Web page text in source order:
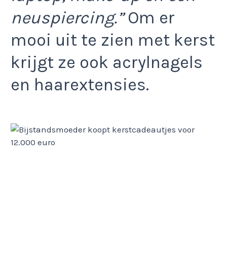
neuspiercing.”Om er
mooi uit te zien met kerst
krijgt ze ook acrylnagels
en haarextensies.